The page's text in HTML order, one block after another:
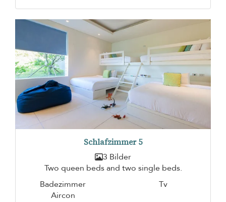
Schlafzimmer 5
3 Bilder
Two queen beds and two single beds.
Badezimmer
Tv
Aircon